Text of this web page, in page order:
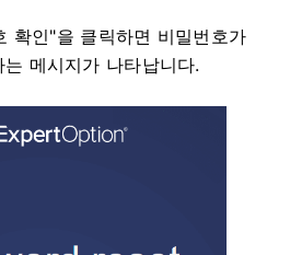
확인"을 클릭하면 비밀번호가
메시지가 나타납니다.